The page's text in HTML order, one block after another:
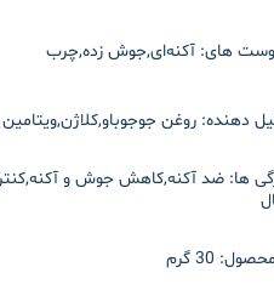
های: آکنه‌ای,جوش زده,چرب
دهنده: روغن جوجوباو,کلاژن,ویتامین E
ها: ضد آکنه,کاهش جوش و